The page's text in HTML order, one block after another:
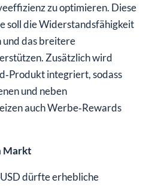
zu optimieren. Diese
soll die Widerstandsfähigkeit
und das breitere
Zusätzlich wird
integriert, sodass
und neben
auch Werbe‑Rewards
Markt
dürfte erhebliche